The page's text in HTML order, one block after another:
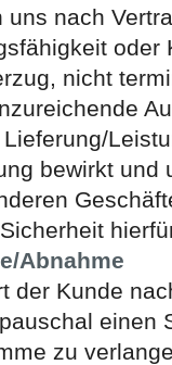
uns nach
oder
nicht
bewirkt und
Abnahme
der Kunde
einen
zu